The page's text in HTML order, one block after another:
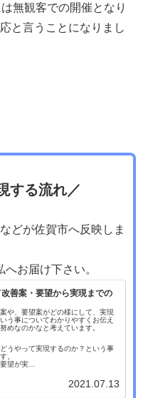
無観客での開催となり
と言うことになりまし
する流れ／
どが佐賀市へ反映しま
お届け下さい。
善案・要望から実現までの
や、要望案がどの様にして、実現
う事についてわかりやすくお伝え
めなのかなと考えています。
うやって実現するのか？という事
。
望が実…
2021.07.13